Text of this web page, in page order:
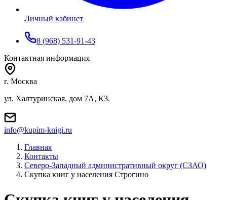
Личный кабинет
8 (968) 531-91-43
Контактная информация
г. Москва
ул. Халтуринская, дом 7А, К3.
info@kupim-knigi.ru
Главная
Контакты
Северо-Западный административный округ (СЗАО)
Скупка книг у населения Строгино